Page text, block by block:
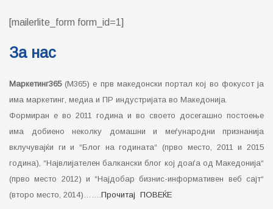
[mailerlite_form form_id=1]
За нас
Маркетинг365(М365) е прв македонски портал кој во фокусот ја
има маркетинг, медиа и ПР индустријата во Македонија.
Формиран е во 2011 година и во своето досегашно постоење
има добиено неколку домашни и меѓународни признанија
вклучувајќи ги и “Блог на годината“ (прво место, 2011 и 2015
година), “Највлијателен балкански блог кој доаѓа од Македонија“
(прво место 2012) и “Најдобар бизнис-информативен веб сајт“
(второ место, 2014)…….Прочитај ПОВЕЌЕ